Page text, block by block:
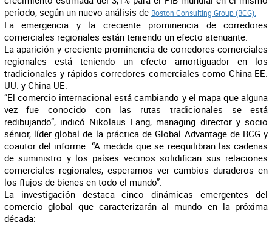
período, según un nuevo análisis de Boston Consulting Group (BCG).
La emergencia y la creciente prominencia de corredores
comerciales regionales están teniendo un efecto atenuante.
La aparición y creciente prominencia de corredores comerciales
regionales está teniendo un efecto amortiguador en los
tradicionales y rápidos corredores comerciales como China-EE.
UU. y China-UE.
“El comercio internacional está cambiando y el mapa que alguna
vez fue conocido con las rutas tradicionales se está
redibujando”, indicó Nikolaus Lang, managing director y socio
sénior, líder global de la práctica de Global Advantage de BCG y
coautor del informe. “A medida que se reequilibran las cadenas
de suministro y los países vecinos solidifican sus relaciones
comerciales regionales, esperamos ver cambios duraderos en
los flujos de bienes en todo el mundo”.
La investigación destaca cinco dinámicas emergentes del
comercio global que caracterizarán al mundo en la próxima
década: